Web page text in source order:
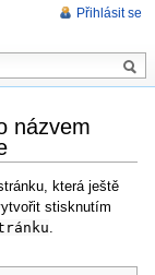
názvem
která ještě
stisknutím
Přihlásit se